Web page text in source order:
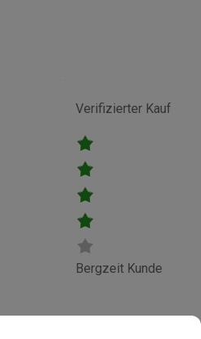
Bergzeit Kunde
Verifizierter Kauf